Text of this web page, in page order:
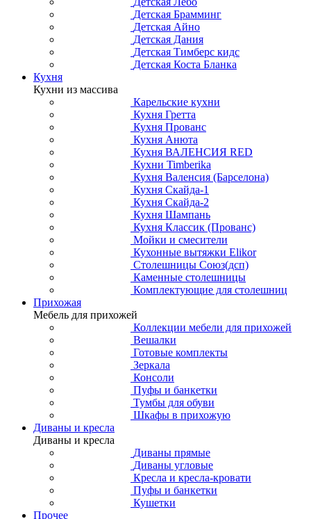
Детская Брамминг
Детская Айно
Детская Дания
Детская Тимберс кидс
Детская Коста Бланка
Кухня
Кухни из массива
Карельские кухни
Кухня Гретта
Кухня Прованс
Кухня Анюта
Кухня ВАЛЕНСИЯ RED
Кухни Timberika
Кухня Валенсия (Барселона)
Кухня Скайда-1
Кухня Скайда-2
Кухня Шампань
Кухня Классик (Прованс)
Мойки и смесители
Кухонные вытяжки Elikor
Столешницы Союз(дсп)
Каменные столешницы
Комплектующие для столешниц
Прихожая
Мебель для прихожей
Коллекции мебели для прихожей
Вешалки
Готовые комплекты
Зеркала
Консоли
Пуфы и банкетки
Тумбы для обуви
Шкафы в прихожую
Диваны и кресла
Диваны и кресла
Диваны прямые
Диваны угловые
Кресла и кресла-кровати
Пуфы и банкетки
Кушетки
Прочее